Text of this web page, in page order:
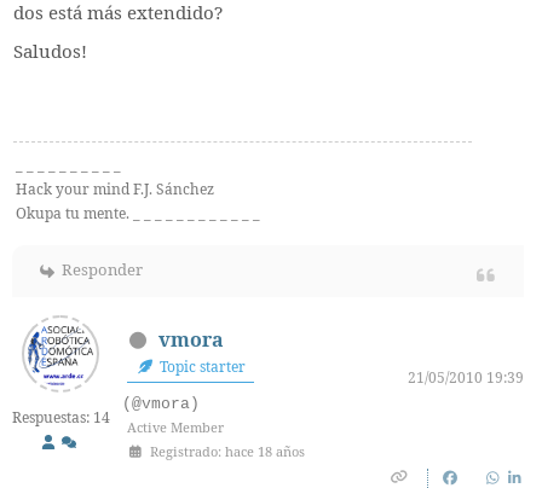
dos está más extendido?
Saludos!
Hack your mind F.J. Sánchez
Okupa tu mente. _ _ _ _ _ _ _ _ _ _ _ _
Responder
Respuestas: 14
vmora
Topic starter
21/05/2010 19:39
(@vmora)
Active Member
Registrado: hace 18 años